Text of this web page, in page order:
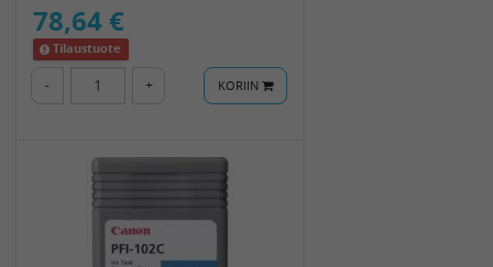
78,64 €
Tilaustuote
- + KORIIN